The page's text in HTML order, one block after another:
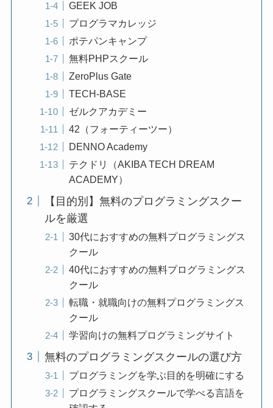
GEEK JOB
プログラマカレッジ
ポテパンキャンプ
無料PHPスクール
ZeroPlus Gate
TECH-BASE
ゼルクアカデミー
42（フォーティーツー）
DENNO Academy
テクドリ（AKIBA TECH DREAM
ACADEMY）
【目的別】無料のプログラミングスクー
ルを厳選
30代におすすめの無料プログラミングス
クール
40代におすすめの無料プログラミングス
クール
転職・就職向けの無料プログラミングス
クール
学習向けの無料プログラミングサイト
無料のプログラミングスクールの選び方
プログラミングを学ぶ目的を明確にする
プログラミングスクールで学べる言語を